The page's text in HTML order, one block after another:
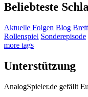
Beliebteste
Aktuelle Folgen Blog
Rollenspiel Sonderepisode
more tags
Unterstützung
AnalogSpieler.de gefällt